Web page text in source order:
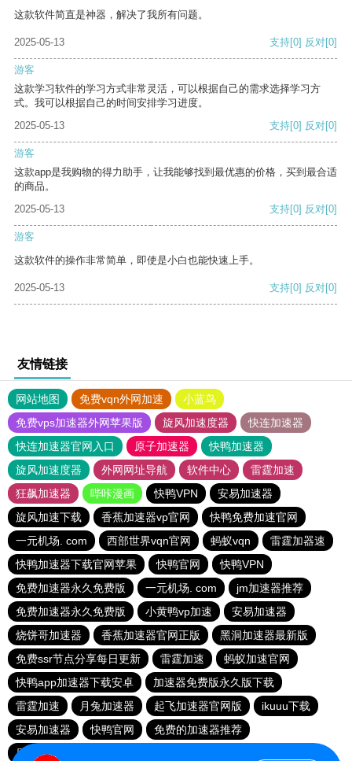
这款软件简直是神器，解决了我所有问题。
2025-05-13 支持[0] 反对[0]
游客
这款学习软件的学习方式非常灵活，可以根据自己的需求选择学习方
式。我可以根据自己的时间安排学习进度。
2025-05-13
支持[0] 反对[0]
游客
这款app是我购物的得力助手，让我能够找到最优惠的价格，买到最合适
的商品。
2025-05-13
支持[0] 反对[0]
游客
这款软件的操作非常简单，即使是小白也能快速上手。
2025-05-13 支持[0] 反对[0]
友情链接
网站地图 免费vqn外网加速
小蓝鸟
免费vps加速器外网苹果版
旋风加速度器
快连加速器
快连加速器官网入口
原子加速器
快鸭加速器
旋风加速度器
外网网址导航 软件中心
雷霆加速
狂飙加速器
哔咔漫画 快鸭VPN
安易加速器
旋风加速下载
香蕉加速器vp官网
快鸭免费加速官网
一元机场. com
西部世界vqn官网 蚂蚁vqn
雷霆加器速
快鸭加速器下载官网苹果
快鸭官网
快鸭VPN
免费加速器永久免费版
一元机场. com
jm加速器推荐
免费加速器永久免费版
小黄鸭vp加速
安易加速器
烧饼哥加速器
香蕉加速器官网正版
黑洞加速器最新版
免费ssr节点分享每日更新
雷霆加速
蚂蚁加速官网
快鸭app加速器下载安卓
加速器免费版永久版下载
雷霆加速
月兔加速器 起飞加速器官网版
ikuuu下载
安易加速器
快鸭官网
免费的加速器推荐
原子加速器app下载官网最新版